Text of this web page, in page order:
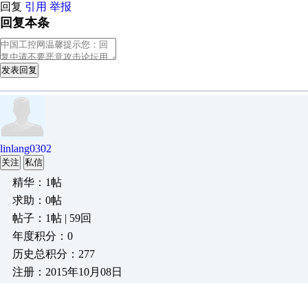
回复 引用 举报
回复本条
发表回复
linlang0302
关注 私信
精华：1帖
求助：0帖
帖子：1帖 | 59回
年度积分：0
历史总积分：277
注册：2015年10月08日